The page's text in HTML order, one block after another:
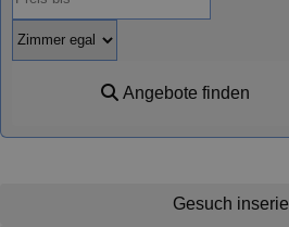
Angebote finden
Gesuch